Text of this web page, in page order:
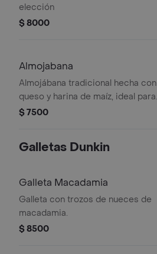
elección
$ 8000
Almojabana
Almojábana tradicional hecha con
queso y harina de maíz, ideal para
acompañar con café.
$ 7500
Galletas Dunkin
Galleta Macadamia
Galleta con trozos de nueces de
macadamia.
$ 8500